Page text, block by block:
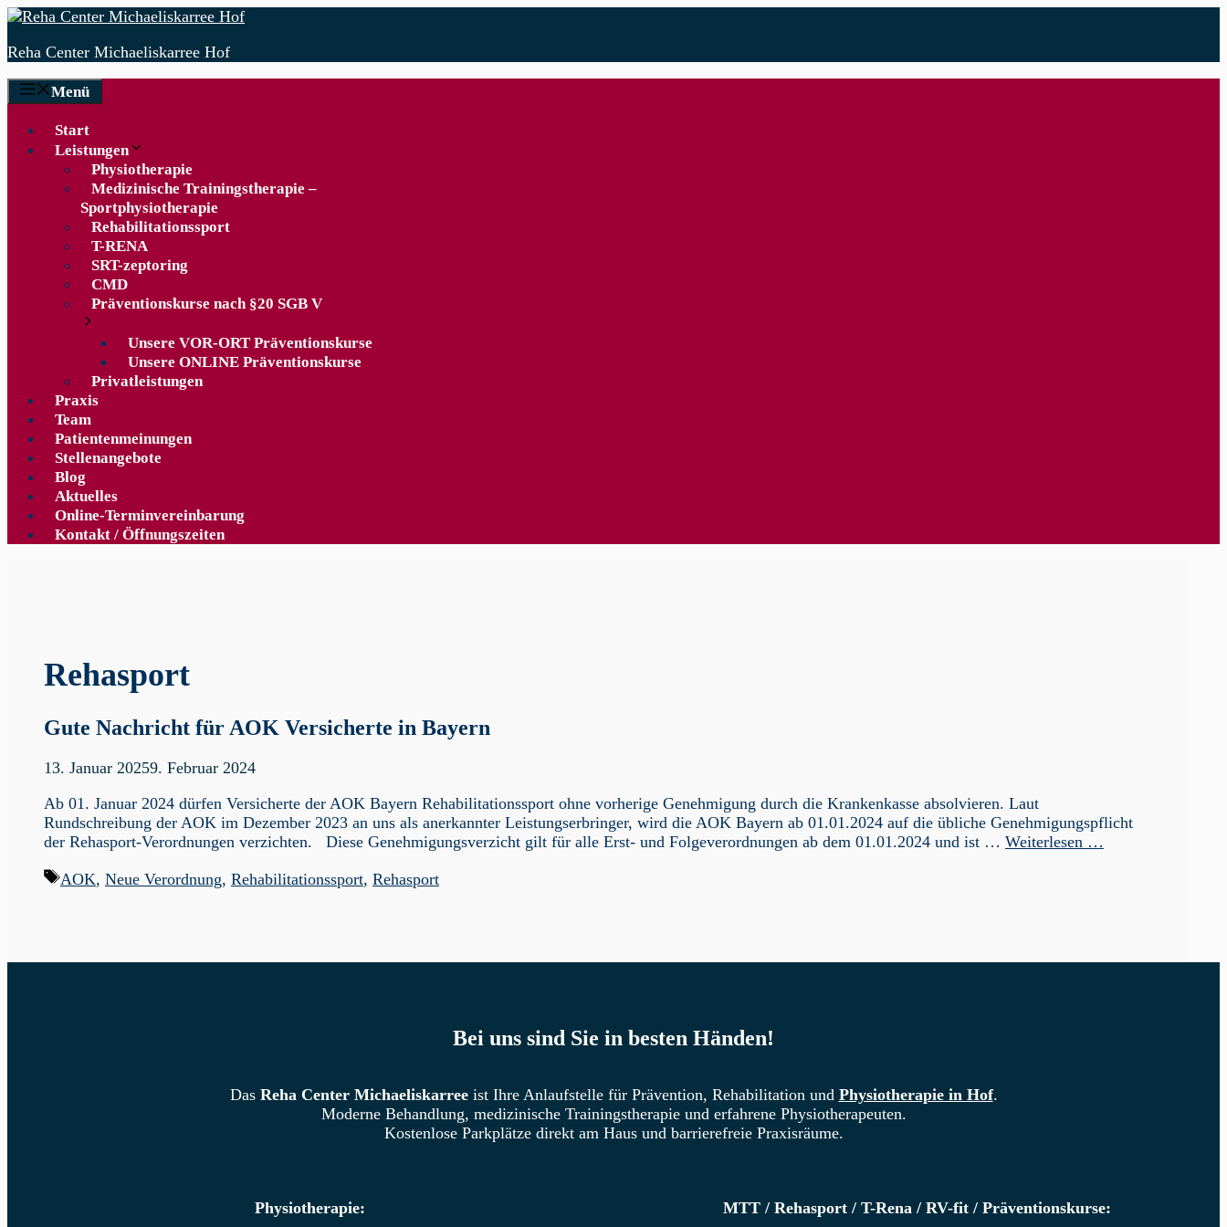
Zum
springen
Reha Center Michaeliskarree Hof
Menü
Start
Leistungen
Physiotherapie
Medizinische Trainingstherapie –
Sportphysiotherapie
Rehabilitationssport
T-RENA
SRT-zeptoring
CMD
Präventionskurse nach §20 SGB V
Unsere VOR-ORT Präventionskurse
Unsere ONLINE Präventionskurse
Privatleistungen
Praxis
Team
Patientenmeinungen
Stellenangebote
Blog
Aktuelles
Online-Terminvereinbarung
Kontakt / Öffnungszeiten
Rehasport
Gute Nachricht für AOK Versicherte in Bayern
13. Januar 20259. Februar 2024
Ab 01. Januar 2024 dürfen Versicherte der AOK Bayern Rehabilitationssport ohne vorherige Genehmigung durch die Krankenkasse absolvieren. Laut
Rundschreibung der AOK im Dezember 2023 an uns als anerkannter Leistungserbringer, wird die AOK Bayern ab 01.01.2024 auf die übliche Genehmigungspflicht
der Rehasport-Verordnungen verzichten. Diese Genehmigungsverzicht gilt für alle Erst- und Folgeverordnungen ab dem 01.01.2024 und ist … Weiterlesen …
Schlagwörter
AOK, Neue Verordnung, Rehabilitationssport, Rehasport
Bei uns sind Sie in besten Händen!
Das Reha Center Michaeliskarreeist Ihre Anlaufstelle für Prävention, Rehabilitation und Physiotherapie in Hof.
Moderne Behandlung, medizinische Trainingstherapie und erfahrene Physiotherapeuten.
Kostenlose Parkplätze direkt am Haus und barrierefreie Praxisräume.
Physiotherapie: MTT / Rehasport / T-Rena / RV-fit / Präventionskurse: